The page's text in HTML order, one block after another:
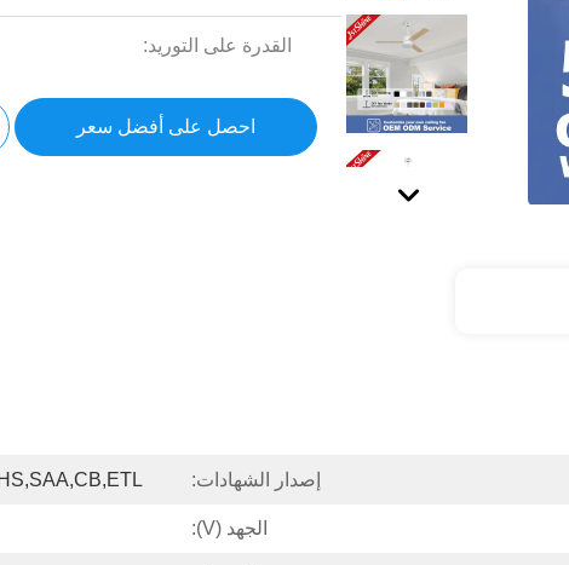
القدرة على التوريد:
احصل على أفضل سعر
إصدار الشهادات:
الجهد (V):